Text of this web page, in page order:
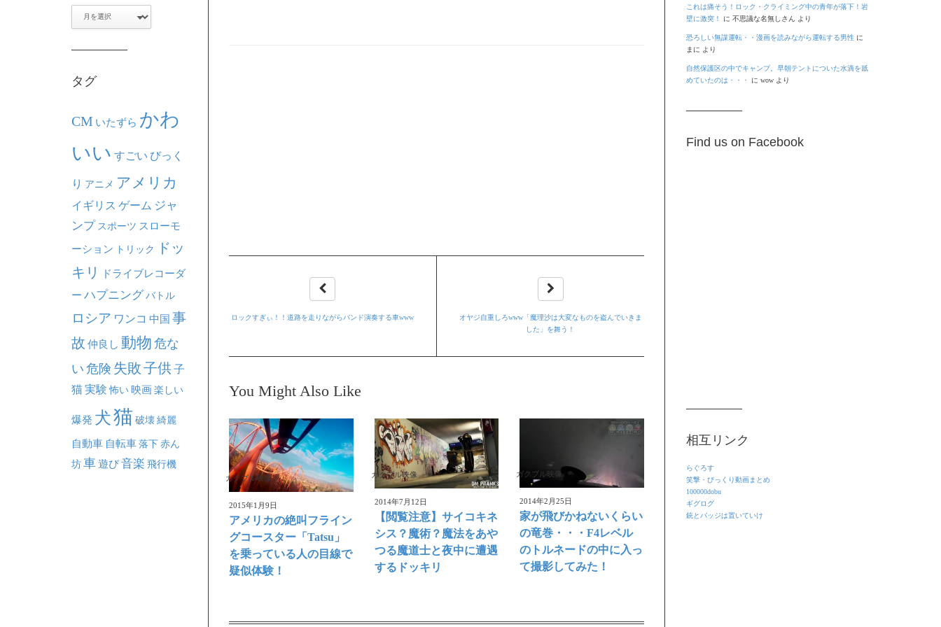
ロックすぎぃ！！道路を走りながらバンド演奏する車www
オヤジ自重しろwww「魔理沙は大変なものを盗んでいきま
した」を舞う！
You Might Also Like
ガクブル映像
2015年1月9日
アメリカの絶叫フライン
グコースター「Tatsu」
を乗っている人の目線で
疑似体験！
ガクブル映像
2014年7月12日
【閲覧注意】サイコキネ
シス？魔術？魔法をあや
つる魔道士と夜中に遭遇
するドッキリ
ガクブル映像
2014年2月25日
家が飛びかねないくらい
の竜巻・・・F4レベル
のトルネードの中に入っ
て撮影してみた！
これは痛そう！ロック・クライミング中の青年が落下！岩
壁に激突！
に 不思議な名無しさん より
恐ろしい無謀運転・・漫画を読みながら運転する男性に
まに より
自然保護区の中でキャンプ。早朝テントについた水滴を舐
めていたのは・・・
に wowより
Find us on Facebook
相互リンク
らぐろす
笑撃・びっくり動画まとめ
100000dobu
ギグログ
銃とバッジは置いていけ
タグ
CM いたずら かわ
いい すごい びっく
り アニメ アメリカ
イギリス ゲーム ジャ
ンプ スポーツ スローモ
ーション トリック
ドッ
キリ
ドライブレコーダ
ー ハプニング バトル
ロシア ワンコ 中国 事
故 仲良し 動物 危な
い 危険 失敗子供子
猫実験 怖い映画楽しい
爆発 犬猫 破壊綺麗
自動車 自転車落下赤ん
坊車遊び音楽 飛行機